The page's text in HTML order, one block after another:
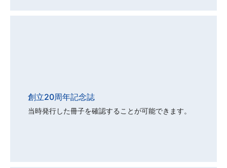
創立20周年記念誌
当時発行した冊子を確認することが可能できます。